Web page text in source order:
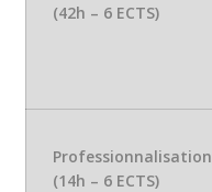
(42h – 6 ECTS)
Professionnalisation
(14h – 6 ECTS)